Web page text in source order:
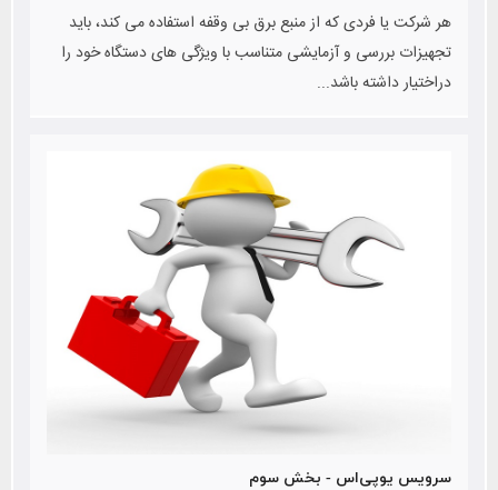
هر شرکت یا فردی که از منبع برق بی وقفه استفاده می کند، باید
تجهیزات بررسی و آزمایشی متناسب با ویژگی های دستگاه خود را
دراختیار داشته باشد...
سرویس یوپی‌اس - بخش سوم